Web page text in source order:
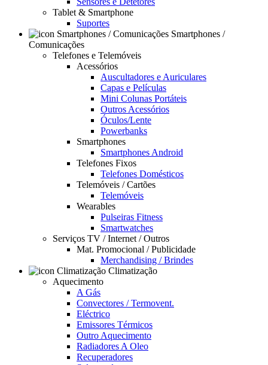
Tablet & Smartphone
Suportes
Smartphones /
Comunicações
Telefones e Telemóveis
Acessórios
Auscultadores e Auriculares
Capas e Películas
Mini Colunas Portáteis
Outros Acessórios
Óculos/Lente
Powerbanks
Smartphones
Smartphones Android
Telefones Fixos
Telefones Domésticos
Telemóveis / Cartões
Telemóveis
Wearables
Pulseiras Fitness
Smartwatches
Serviços TV / Internet / Outros
Mat. Promocional / Publicidade
Merchandising / Brindes
Climatização
Aquecimento
A Gás
Convectores / Termovent.
Eléctrico
Emissores Térmicos
Outro Aquecimento
Radiadores A Oleo
Recuperadores